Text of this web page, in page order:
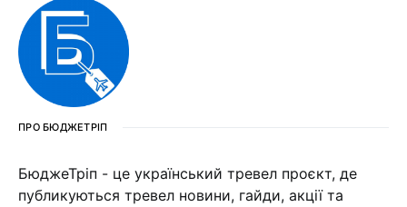
ПРО БЮДЖЕТРІП
БюджеТріп - це український тревел проєкт, де
публикуються тревел новини, гайди, акції та